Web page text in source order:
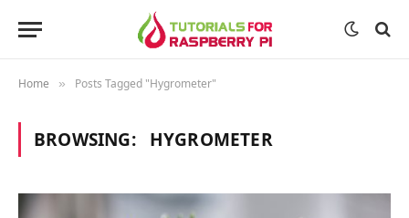
Home » Posts Tagged "Hygrometer"
BROWSING: HYGROMETER